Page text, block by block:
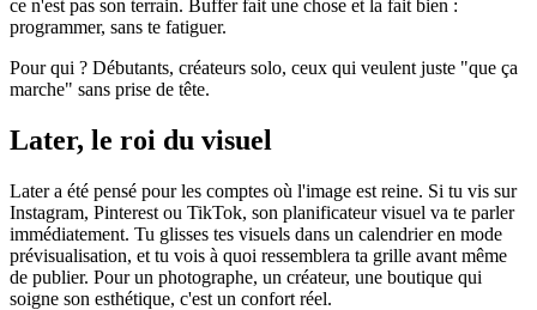
ce n'est pas son terrain. Buffer fait une chose et la fait bien :
programmer, sans te fatiguer.
Pour qui ? Débutants, créateurs solo, ceux qui veulent juste "que ça
marche" sans prise de tête.
Later, le roi du visuel
Later a été pensé pour les comptes où l'image est reine. Si tu vis sur
Instagram, Pinterest ou TikTok, son planificateur visuel va te parler
immédiatement. Tu glisses tes visuels dans un calendrier en mode
prévisualisation, et tu vois à quoi ressemblera ta grille avant même
de publier. Pour un photographe, un créateur, une boutique qui
soigne son esthétique, c'est un confort réel.